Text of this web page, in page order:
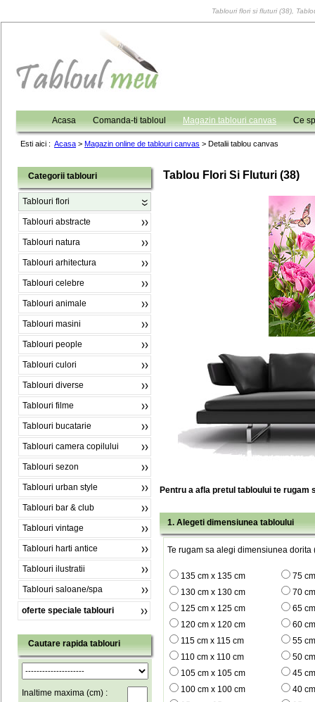
Tablouri flori si fluturi (38),
Acasa Comanda-ti tabloul Magazin tablouri canvas Ce
Esti aici : Acasa > Magazin online de tablouri canvas > Detalii tablou canvas
Categorii tablouri
Tablouri flori
Tablouri abstracte
Tablouri natura
Tablouri arhitectura
Tablouri celebre
Tablouri animale
Tablouri masini
Tablouri people
Tablouri culori
Tablouri diverse
Tablouri filme
Tablouri bucatarie
Tablouri camera copilului
Tablouri sezon
Tablouri urban style
Tablouri bar & club
Tablouri vintage
Tablouri harti antice
Tablouri ilustratii
Tablouri saloane/spa
oferte speciale tablouri
Cautare rapida tablouri
Inaltime maxima (cm) :
Tablou Flori Si Fluturi (38)
Pentru a afla pretul tabloului te rugam
1. Alegeti dimensiunea tabloului
Te rugam sa alegi dimensiunea dorita
135 cm x 135 cm
75
130 cm x 130 cm
70
125 cm x 125 cm
65
120 cm x 120 cm
60
115 cm x 115 cm
55
110 cm x 110 cm
50
105 cm x 105 cm
45
100 cm x 100 cm
40